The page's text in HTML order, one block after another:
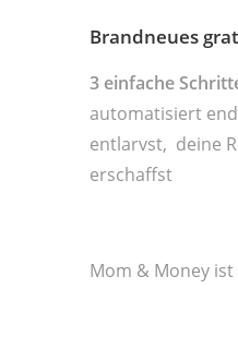
Brandneues
3 einfache
automatisiert
entlarvst, deine
erschaffst
Mom & Money